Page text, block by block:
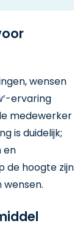
wensen
ervaring
medewerker
is duidelijk;
en
de hoogte zijn